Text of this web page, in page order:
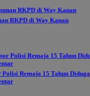
RKPD di Way Kanan
Remaja 15 Tahun Diduga